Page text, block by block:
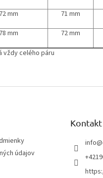
mm 71 mm
mm 72 mm
vždy celého páru
údajov
Kontakt
info@